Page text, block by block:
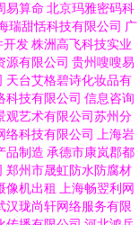
易算命北京玛雅密码科
瑞甜恬科技有限公司 广
开发株洲高飞科技实业
源有限公司 贵州嗖嗖易
天台艾格碧诗化妆品有
科技有限公司 信息咨询
观艺术有限公司苏州分
络科技有限公司
上海岩
品制造 承德市康岚郡都
郑州市晟虹防水防腐材
像机出租
上海畅翌利网
汉珑尚轩网络服务有限